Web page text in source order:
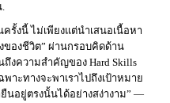
.
รั้งนี้ ไม่เพียงแต่นำเสนอเนื้อหา
ของชีวิต” ผ่านกรอบคิดด้าน
งความสำคัญของ Hard Skills
าะทางจะพาเราไปถึงเป้าหมาย
นอยู่ตรงนั้นได้อย่างสง่างาม” —